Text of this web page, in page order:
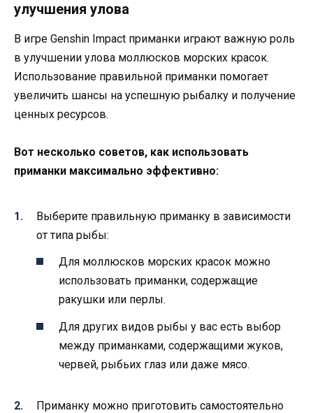
улучшения улова
В игре Genshin Impact приманки играют важную роль
в улучшении улова моллюсков морских красок.
Использование правильной приманки помогает
увеличить шансы на успешную рыбалку и получение
ценных ресурсов.
Вот несколько советов, как использовать
приманки максимально эффективно:
Выберите правильную приманку в зависимости
от типа рыбы:
Для моллюсков морских красок можно
использовать приманки, содержащие
ракушки или перлы.
Для других видов рыбы у вас есть выбор
между приманками, содержащими жуков,
червей, рыбьих глаз или даже мясо.
Приманку можно приготовить самостоятельно